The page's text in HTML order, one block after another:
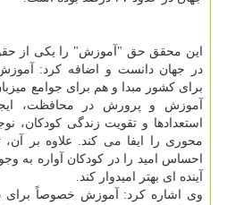
این محقق حق "آموزش" را یكی از
در جهان دانست و اضافه كرد: آموزش
برای كشور مبدا و هم برای جوامع
آموزش و پرورش در محافظت،
استعدادها و تقویت زندگی كودكان،
محوری را ایفا می كند. علاوه بر
احساس امید را در كودكان آواره به
آینده ای بهتر امیدوار كند.
وی اشاره كرد: آموزش خصوصاً برای